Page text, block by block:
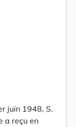
juin 1948, S.
a reçu en